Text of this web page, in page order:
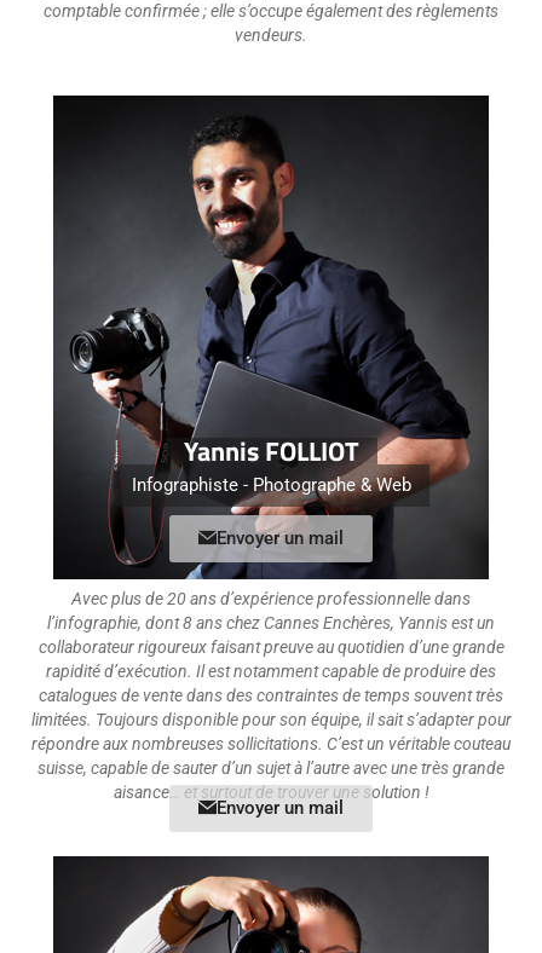
comptable confirmée ; elle s’occupe également des règlements
vendeurs.
Yannis FOLLIOT
Infographiste - Photographe & Web
Envoyer un mail
Avec plus de 20 ans d’expérience professionnelle dans
l’infographie, dont 8 ans chez Cannes Enchères, Yannis est un
collaborateur rigoureux faisant preuve au quotidien d’une grande
rapidité d’exécution. Il est notamment capable de produire des
catalogues de vente dans des contraintes de temps souvent très
limitées. Toujours disponible pour son équipe, il sait s’adapter pour
répondre aux nombreuses sollicitations. C’est un véritable couteau
suisse, capable de sauter d’un sujet à l’autre avec une très grande
aisance… et surtout de trouver une solution !
Envoyer un mail